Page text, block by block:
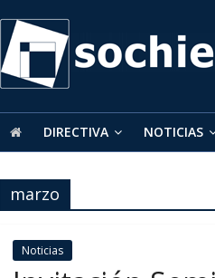
SOCHIEM
Sociedad
Educación
DIRECTIVA NOTICIAS
marzo
Noticias